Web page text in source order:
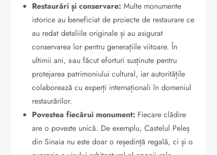
Restaurări și conservare: Multe monumente
istorice au beneficiat de proiecte de restaurare ce
au redat detaliile originale și au asigurat
conservarea lor pentru generațiile viitoare. În
ultimii ani, s-au făcut eforturi susținute pentru
protejarea patrimoniului cultural, iar autoritățile
colaborează cu experți internaționali în domeniul
restaurărilor.
Povestea fiecărui monument: Fiecare clădire
are o poveste unică. De exemplu, Castelul Peleș
din Sinaia nu este doar o reședință regală, ci și o